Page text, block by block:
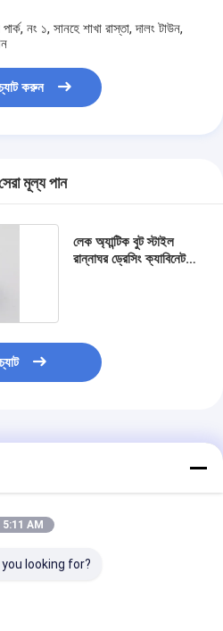
নং ১, সানহে শাখা রাস্তা, দালং টাউন,
করুন
মূল্য পান
লেক অ্যান্টিক বুট স্টাইল
রান্নাঘর ড্রেসিং ক্যাবিনেট
চ্যাট
5:11 AM
looking for?